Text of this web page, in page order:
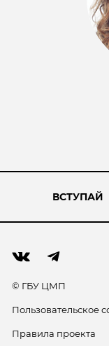
ВСТУПАЙ
© ГБУ ЦМП
Пользовательское
Правила проекта